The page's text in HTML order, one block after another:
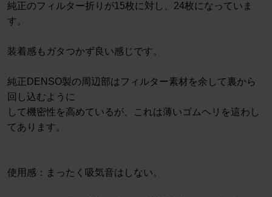
純正のフィルター折りが15枚に対し、24枚になっていま
す。
装着感もガタつかず良い感じです。
純正DENSO製の周辺部はフィルター素材を余して裏から
回し込むように
して機密性を高めているが、これは薄いゴムヘリを這わし
てあります。
使用感：まったく吸気音はしない。